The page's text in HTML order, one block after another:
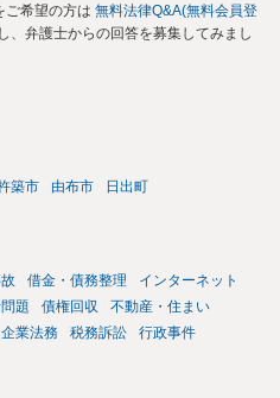
ご希望の方は 無料法律Q&A(無料会員登
、弁護士からの回答を募集してみまし
築市 由布市 日出町
借金・債務整理
インターネット
題 債権回収
不動産・住まい
企業法務 税務訴訟 行政事件